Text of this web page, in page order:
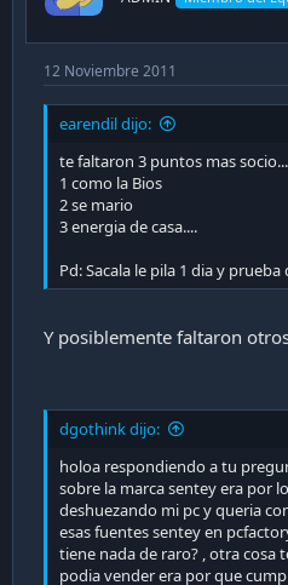
12 Noviembre 2011
earendil dijo:
te faltaron 3 puntos mas
1 como la Bios
2 se mario
3 energia de casa....
Pd: Sacala le pila 1 dia y
Y posiblemente faltaron
dgothink dijo:
holoa respondiendo a tu
sobre la marca sentey era por
deshuezando mi pc y queria
esas fuentes sentey en
tiene nada de raro? , otra cosa
podia vender era por que